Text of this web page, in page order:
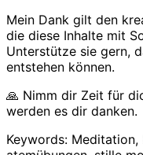
Mein Dank gilt den
die diese Inhalte mit
Unterstütze sie gern,
entstehen können.
🙏 Nimm dir Zeit für
werden es dir danken.
Keywords: